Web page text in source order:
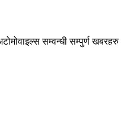
सम्वन्धी सम्पुर्ण